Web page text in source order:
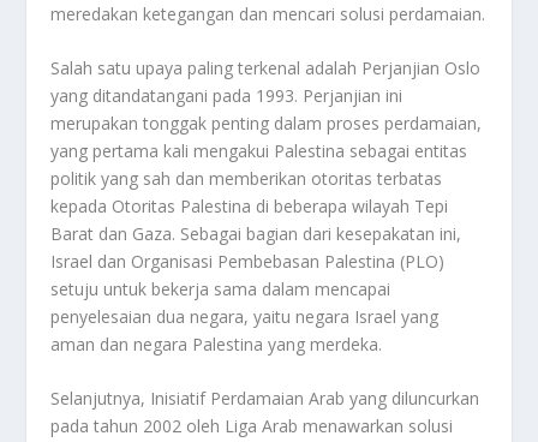
meredakan ketegangan dan mencari solusi perdamaian.
Salah satu upaya paling terkenal adalah Perjanjian Oslo
yang ditandatangani pada 1993. Perjanjian ini
merupakan tonggak penting dalam proses perdamaian,
yang pertama kali mengakui Palestina sebagai entitas
politik yang sah dan memberikan otoritas terbatas
kepada Otoritas Palestina di beberapa wilayah Tepi
Barat dan Gaza. Sebagai bagian dari kesepakatan ini,
Israel dan Organisasi Pembebasan Palestina (PLO)
setuju untuk bekerja sama dalam mencapai
penyelesaian dua negara, yaitu negara Israel yang
aman dan negara Palestina yang merdeka.
Selanjutnya, Inisiatif Perdamaian Arab yang diluncurkan
pada tahun 2002 oleh Liga Arab menawarkan solusi